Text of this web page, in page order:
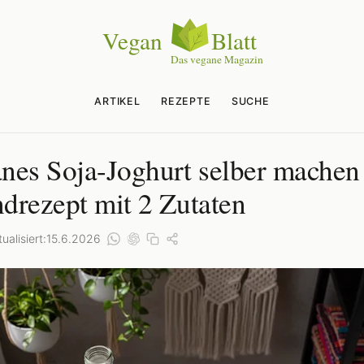
ARTIKEL REZEPTE SUCHE
Soja-Joghurt selber
mit 2 Zutaten
15.6.2026